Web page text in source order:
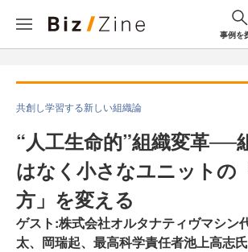
事例を
共創し学習する新しい組織論
“人工生命的”組織変革──
はなく小さなユニットの
方」を変える
ゲスト:株式会社オルタナティヴマシン
太、岡瑞起、最高科学責任者池上高志